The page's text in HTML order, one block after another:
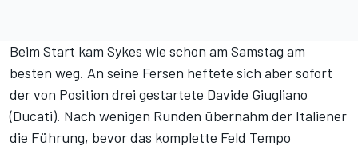
Beim Start kam Sykes wie schon am Samstag am
besten weg. An seine Fersen heftete sich aber sofort
der von Position drei gestartete Davide Giugliano
(Ducati). Nach wenigen Runden übernahm der Italiener
die Führung, bevor das komplette Feld Tempo